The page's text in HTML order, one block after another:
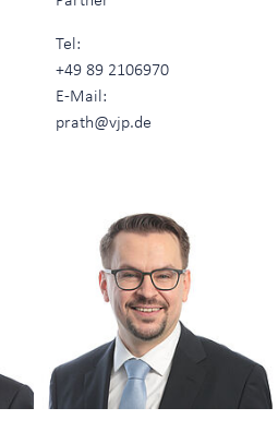
Tel:
+49 89 2106970
E-Mail:
prath@vjp.de